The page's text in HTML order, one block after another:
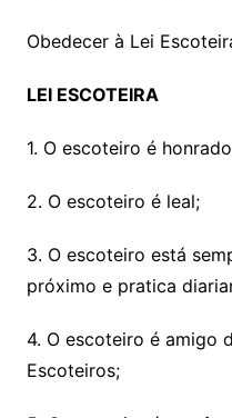
Obedecer à Lei
LEI ESCOTEIRA
1. O escoteiro é
2. O escoteiro é leal;
3. O escoteiro está
próximo e pratica
4. O escoteiro é amigo
Escoteiros;